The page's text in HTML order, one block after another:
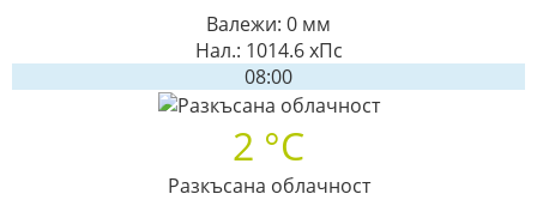
Валежи: 0 мм
Нал.: 1014.6 хПс
08:00
2 °C
Разкъсана облачност